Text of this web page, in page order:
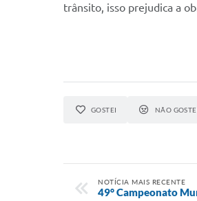
trânsito, isso prejudica a
GOSTEI NÃO
NOTÍCIA MAIS RECENTE
49° Campeonato